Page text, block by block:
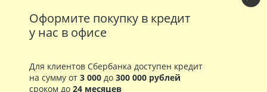
Оформите покупку в кредит
у нас в офисе
Для клиентов Сбербанка доступен кредит
на сумму от 3 000 до 300 000 рублей
сроком до 24 месяцев